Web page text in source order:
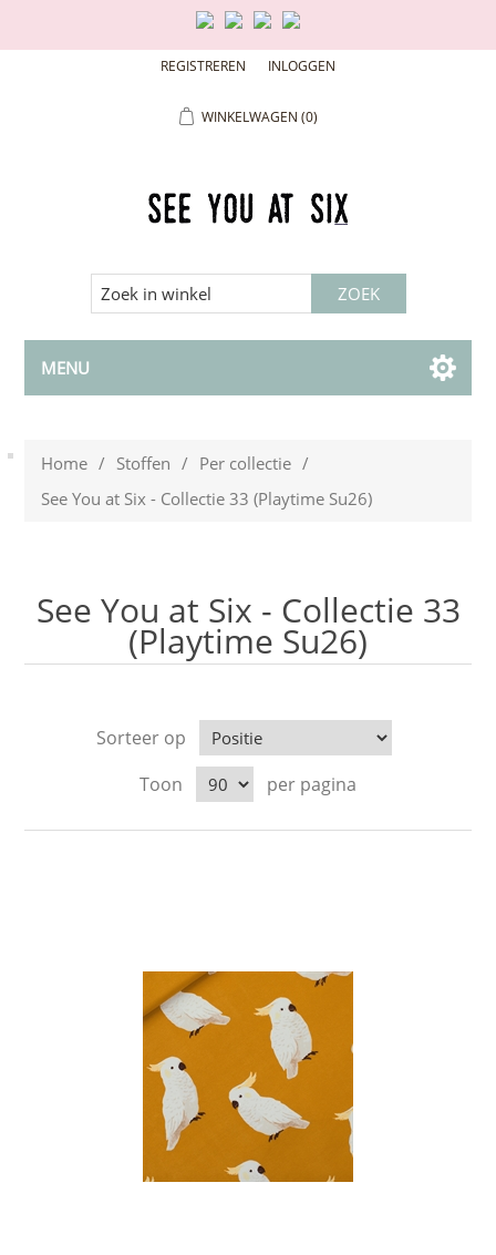
REGISTREREN INLOGGEN
WINKELWAGEN (0)
MENU
Home / Stoffen / Per collectie /
See You at Six - Collectie 33 (Playtime Su26)
See You at Six - Collectie 33
(Playtime Su26)
Sorteer op
Toon
per pagina